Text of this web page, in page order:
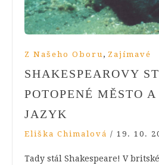
Z Našeho Oboru , Zajímavé
SHAKESPEAROVY
POTOPENÉ MĚSTO
JAZYK
Eliška Chimalová / 19. 10.
Tady stál Shakespeare! V